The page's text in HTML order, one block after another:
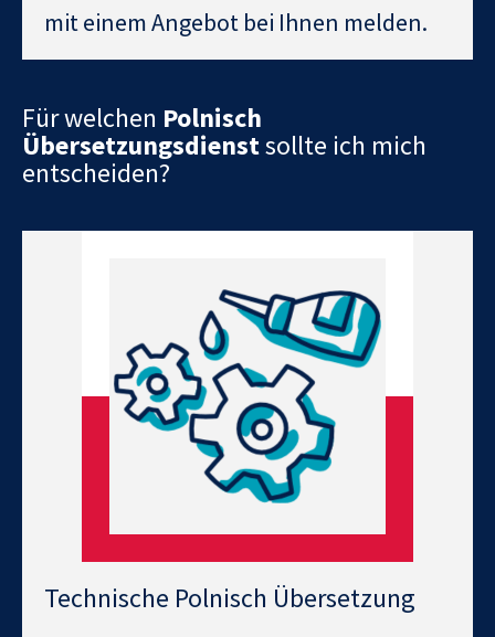
mit einem Angebot bei Ihnen melden.
Für welchen Polnisch
Übersetzungsdienstsollte ich mich
entscheiden?
Technische Polnisch Übersetzung